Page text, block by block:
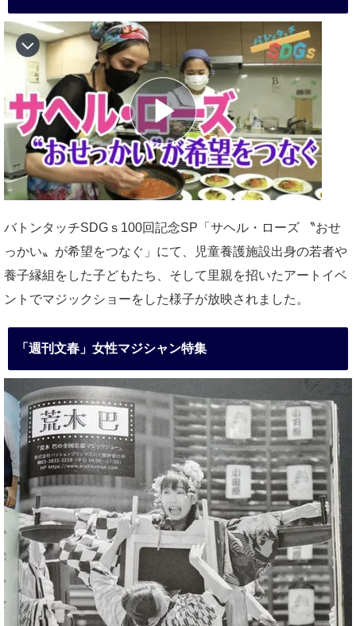
バトンタッチSDGｓ100回記念SP「サヘル・ローズ 〝おせ
っかい〟が希望をつなぐ」にて、児童養護施設出身の若者や
養子縁組をした子どもたち、そして里親を招いたアートイベ
ントでマジックショーをした様子が放映されました。
「週刊文春」女性マジシャン特集